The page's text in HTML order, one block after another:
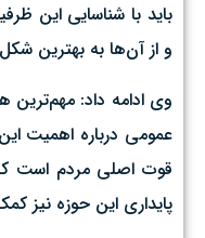
باید با شناسایی این
و از آن‌ها به بهترین
وی ادامه داد: مهم‌ترین
عمومی درباره اهمیت
قوت اصلی مردم است که
پایداری این حوزه نیز